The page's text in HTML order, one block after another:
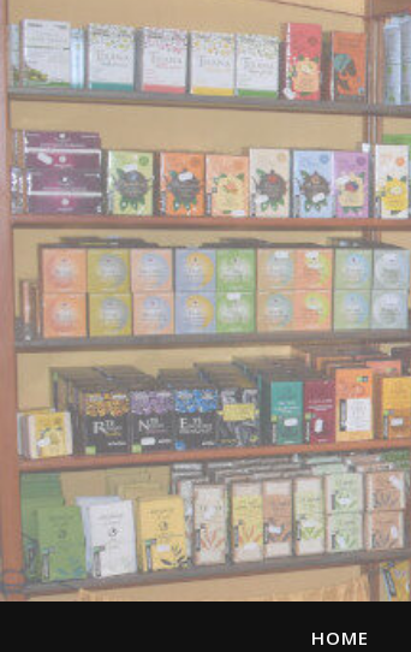
HOME